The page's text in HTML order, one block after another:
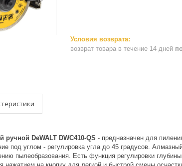
возврат товара в течение 14 дней
ручной DeWALT DWC410-QS - предназначен для
под углом - регулировка угла до 45 градусов.
пылеобразования. Есть функция регулировки